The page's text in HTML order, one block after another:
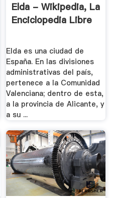
Elda - Wikipedia, La
Enciclopedia Libre
Elda es una ciudad de
España. En las divisiones
administrativas del país,
pertenece a la Comunidad
Valenciana; dentro de esta,
a la provincia de Alicante, y
a su ...